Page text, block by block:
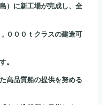
）に新工場が完成し、全
０００ｔクラスの建造可
。
高品質船の提供を努める